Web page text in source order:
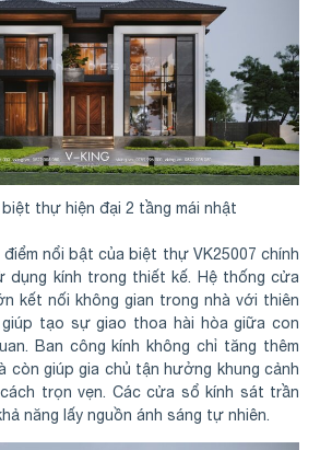
thự hiện đại 2 tầng mái nhật
nổi bật của biệt thự VK25007 chính
dụng kính trong thiết kế. Hệ thống cửa
kết nối không gian trong nhà với thiên
giúp tạo sự giao thoa hài hòa giữa con
Ban công kính không chỉ tăng thêm
còn giúp gia chủ tận hưởng khung cảnh
trọn vẹn. Các cửa sổ kính sát trần
năng lấy nguồn ánh sáng tự nhiên.